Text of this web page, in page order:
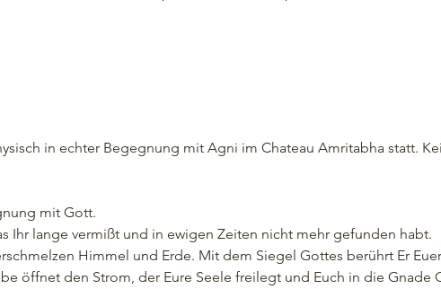
in echter Begegnung mit Agni im Chateau Amritabha statt.
mit Gott.
Ihr lange vermißt und in ewigen Zeiten nicht mehr gefunden habt.
Himmel und Erde. Mit dem Siegel Gottes berührt Er
öffnet den Strom, der Eure Seele freilegt und Euch in die Gnade